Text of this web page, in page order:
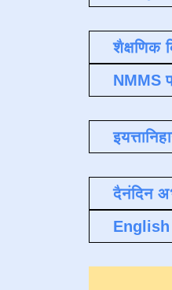
शैक्षणिक
NMMS
दैनंदिन